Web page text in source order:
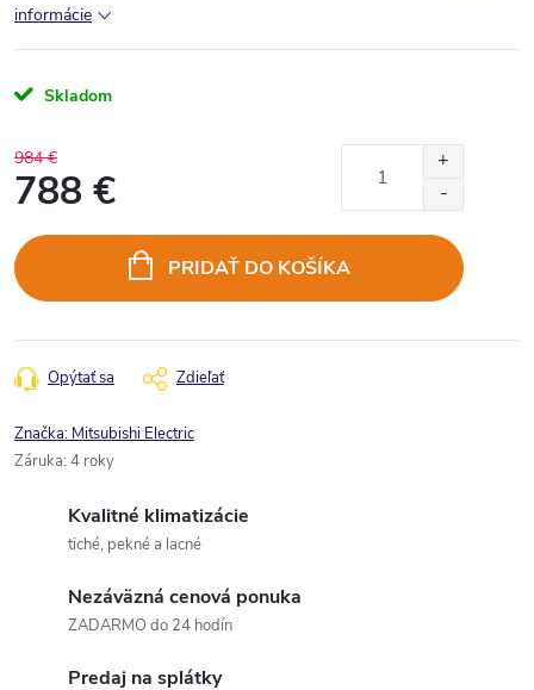
informácie
Skladom
984 €
788 €
cena:
PRIDAŤ DO KOŠÍKA
Opýtať sa Zdieľať
Značka: Mitsubishi Electric
Záruka: 4 roky
Kvalitné klimatizácie
tiché, pekné a lacné
Nezáväzná cenová ponuka
ZADARMO do 24 hodín
Predaj na splátky